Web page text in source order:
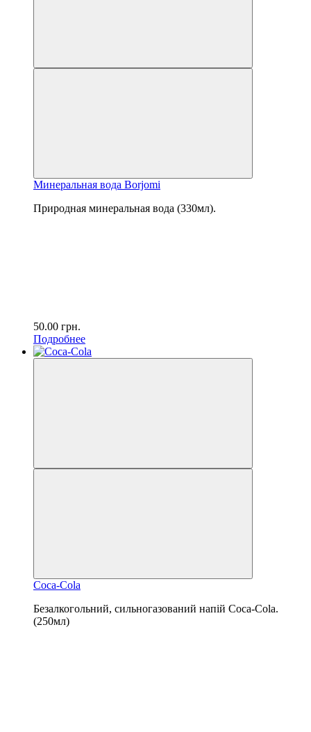
Минеральная вода Borjomi
Природная минеральная вода (330мл).
50.00 грн.
Подробнее
Coca-Cola
Безалкогольний, сильногазований напій Coca-Cola.
(250мл)